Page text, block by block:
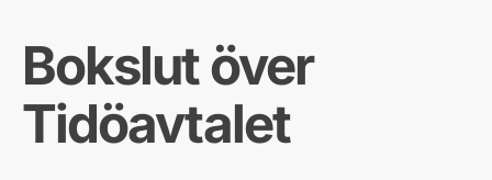
Bokslut över
Tidöavtalet